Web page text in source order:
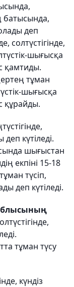
батысында,
деп
солтүстігінде,
шығысқа
қамтиды.
тұман
шығысқа
құрайды.
күтіледі.
шығыстан
екпіні 15-18
түсіп,
деп күтіледі.
тұман түсу
күндіз